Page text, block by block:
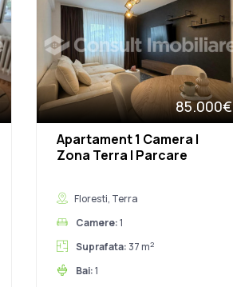
85.000€
Apartament 1 Camera |
Zona Terra | Parcare
Floresti, Terra
Camere:1
Suprafata: 37 m2
Bai:1